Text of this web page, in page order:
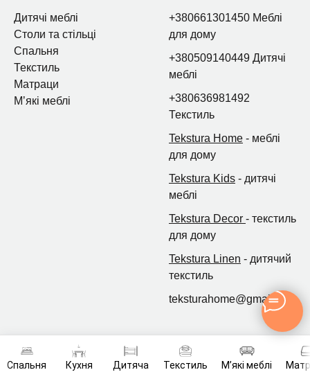
Спальня Кухня Дитяча Текстиль Мʼякі меблі
Дитячі меблі
Столи та стільці
Спальня
Текстиль
Матраци
Мʼякі меблі
+380661301450 Меблі
для дому
+380509140449 Дитячі
меблі
+380636981492
Текстиль
Tekstura Home - меблі
для дому
Tekstura Kids - дитячі
меблі
Tekstura Decor - текстиль
для дому
Tekstura Linen - дитячий
текстиль
teksturahome@gmail.com